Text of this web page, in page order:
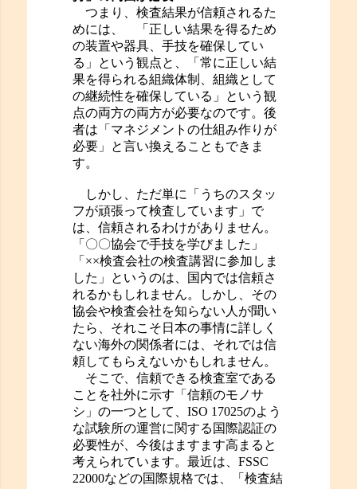
つまり、検査結果が信頼されるた
めには、 「正しい結果を得るため
の装置や器具、手技を確保してい
る」という観点と、「常に正しい結
果を得られる組織体制、組織として
の継続性を確保している」という観
点の両方の両方が必要なのです。後
者は「マネジメントの仕組み作りが
必要」と言い換えることもできま
す。
しかし、ただ単に「うちのスタッ
フが頑張って検査しています」で
は、信頼されるわけがありません。
「〇〇協会で手技を学びました」
「××検査会社の検査講習に参加しま
した」というのは、国内では信頼さ
れるかもしれません。しかし、その
協会や検査会社を知らない人が聞い
たら、それこそ日本の事情に詳しく
ない海外の関係者には、それでは信
頼してもらえないかもしれません。
そこで、信頼できる検査室である
ことを社外に示す「信頼のモノサ
シ」の一つとして、ISO 17025のよう
な試験所の運営に関する国際認証の
必要性が、今後はますます高まると
考えられています。最近は、FSSC
22000などの国際規格では、「検査結